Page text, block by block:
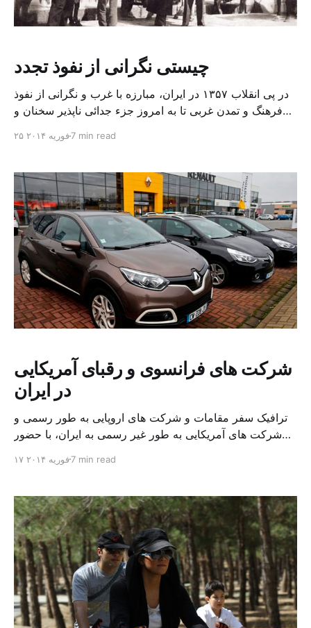
چیستی نگرانی از نفوذ تجدد
در پی انقلاب ۱۳۵۷ در ایران، مبارزه با غرب و نگرانی از نفوذ
فرهنگ و تمدن غربی تا به امروز جزء جدائی ناپذیر سخنان و
سخنان و جهت گیری هایی که تنها جنبه ایدئولوژیک و تبلیغاتی
۲۵ فوریه ۲۰۱۴7 min read
شرکت های فرانسوی و رقبای آمریکایی
در ایران
ترافیک سفر مقامات و شرکت های اروپایی به طور رسمی و
شرکت های آمریکایی به طور غیر رسمی به ایران، با حضور
لافارگ و .. رنگ و لعاب متفاوتی یافته است. از سوی دیگر
فرانسوی برجاری […]
۱۷ فوریه ۲۰۱۴7 min read